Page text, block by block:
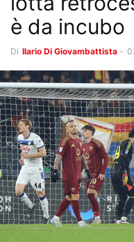
è da incubo
Di Ilario Di Giovambattista -